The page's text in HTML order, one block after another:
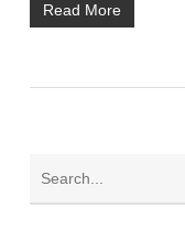
Read More